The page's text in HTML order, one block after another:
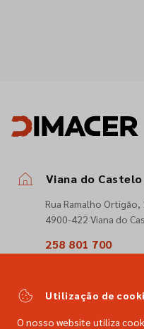
Viana do Castelo
Rua Ramalho Ortigão,
4900-422 Viana do
258 801 700
Utilização de
O nosso website utiliza